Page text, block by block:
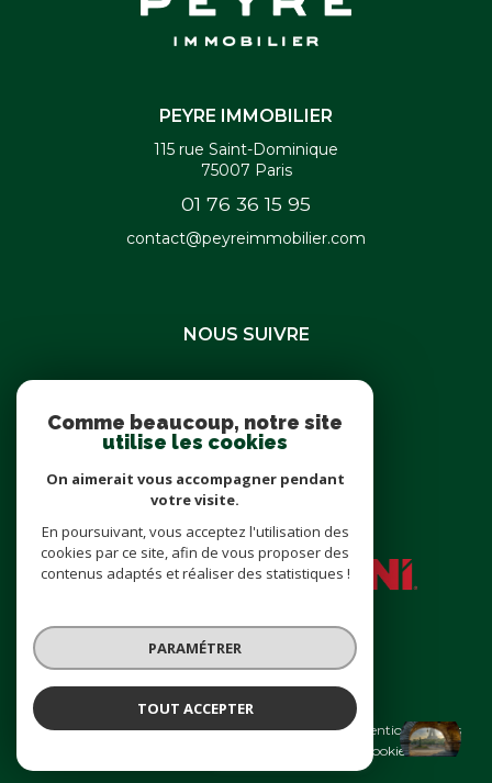
Peyre Immobilier
PEYRE IMMOBILIER
115 rue Saint-Dominique
75007 Paris
01 76 36 15 95
contact@peyreimmobilier.com
NOUS SUIVRE
NOUS ADHÉRONS
© 2026 | Tous droits réservés
Nos honoraires
Nos partenaires
Mentions légales
Cookies
Comme beaucoup, notre site
utilise les cookies
On aimerait vous accompagner pendant
votre visite.
En poursuivant, vous acceptez l'utilisation des
cookies par ce site, afin de vous proposer des
contenus adaptés et réaliser des statistiques !
PARAMÉTRER
TOUT ACCEPTER